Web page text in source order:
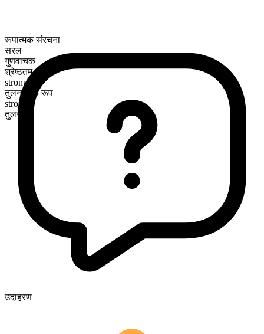
रूपात्मक संरचना
सरल
गुणवाचक
श्रेष्ठतम रूप
strongest
तुलनात्मक रूप
stronger
तुलनीय
उदाहरण